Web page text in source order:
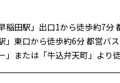
稲田駅」出口1から徒歩約7分
」東口から徒歩約6分 都営バ
」または「牛込弁天町」より徒